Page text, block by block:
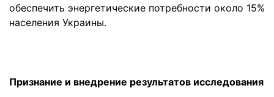
обеспечить энергетические потребности около 15%
населения Украины.
Признание и внедрение результатов исследования